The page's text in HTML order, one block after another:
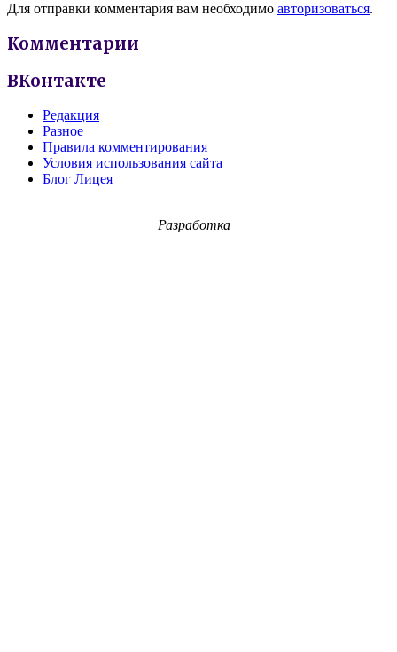
Для отправки комментария вам необходимо авторизоваться.
Комментарии
ВКонтакте
Редакция
Разное
Правила комментирования
Условия использования сайта
Блог Лицея
Разработка